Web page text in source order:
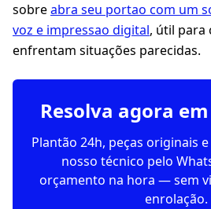
sobreabra seu portao com um
voz e impressao digital, útil para
enfrentam situações parecidas.
Resolva agora
Plantão 24h, peças originais
nosso técnico pelo
orçamento na hora — sem
enrolação.